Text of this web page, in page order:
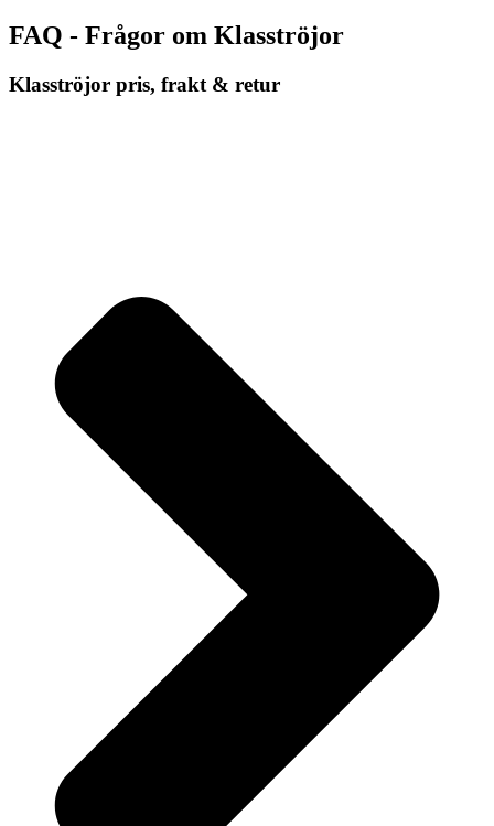
FAQ - Frågor om Klasströjor
Klasströjor pris, frakt & retur